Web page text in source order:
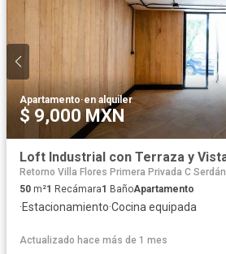
Apartamento·en alquiler
$ 9,000 MXN
Retorno Villa Flores Primera Privada C Serdán
50 m²1 Recámara1 BañoApartamento
·Estacionamiento·Cocina equipada
Actualizado hace más de 1 mes